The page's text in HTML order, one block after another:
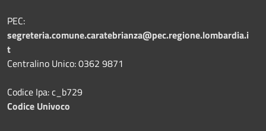
PEC:
segreteria.comune.caratebrianza@pec.regione.lombardia.i
t
Centralino Unico: 0362 9871
Codice Ipa: c_b729
Codice Univoco